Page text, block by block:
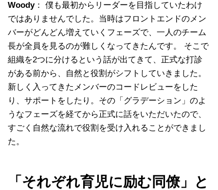
Woody： 僕も最初からリーダーを目指していたわけ
ではありませんでした。当時はフロントエンドのメン
バーがどんどん増えていくフェーズで、一人のチーム
長が全員を見るのが難しくなってきたんです。 そこで
組織を2つに分けるという話が出てきて、正式な打診
がある前から、自然と役割がシフトしていきました。
新しく入ってきたメンバーのコードレビューをした
り、サポートをしたり。その「グラデーション」のよ
うなフェーズを経てから正式に話をいただいたので、
すごく自然な流れで役割を受け入れることができまし
た。
「それぞれ育児に励む同僚」と